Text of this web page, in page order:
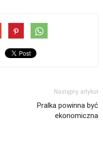
Następny artykuł
Pralka powinna być
ekonomiczna